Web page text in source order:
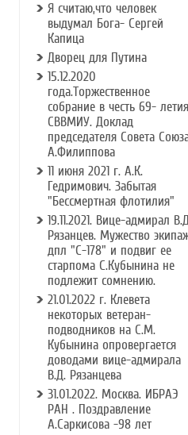
Я считаю,что человек
выдумал Бога- Сергей
Капица
Дворец для Путина
15.12.2020
года.Торжественное
собрание в честь 69- летия
СВВМИУ. Доклад
председателя Совета
А.Филиппова
11 июня 2021 г. А.К.
Гедримович. Забытая
"Бессмертная флотилия"
19.11.2021. Вице-адмирал
Рязанцев. Мужество
дпл "С-178" и подвиг ее
старпома С.Кубынина не
подлежит сомнению.
21.01.2022 г. Клевета
некоторых ветеран-
подводников на С.М.
Кубынина опровергается
доводами вице-адмирала
В.Д. Рязанцева
31.01.2022. Москва. ИБРАЭ
РАН . Поздравление
А.Саркисова -98 лет